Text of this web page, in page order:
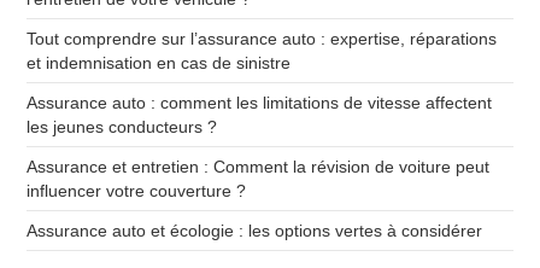
Tout comprendre sur l’assurance auto : expertise, réparations
et indemnisation en cas de sinistre
Assurance auto : comment les limitations de vitesse affectent
les jeunes conducteurs ?
Assurance et entretien : Comment la révision de voiture peut
influencer votre couverture ?
Assurance auto et écologie : les options vertes à considérer